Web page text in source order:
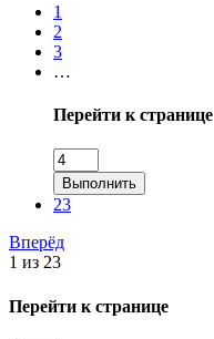
1
2
3
…
Перейти к странице
Выполнить
23
Вперёд
1 из 23
Перейти к странице